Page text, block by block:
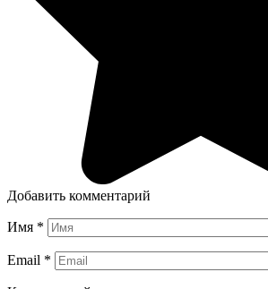
Добавить комментарий
Имя *
Email *